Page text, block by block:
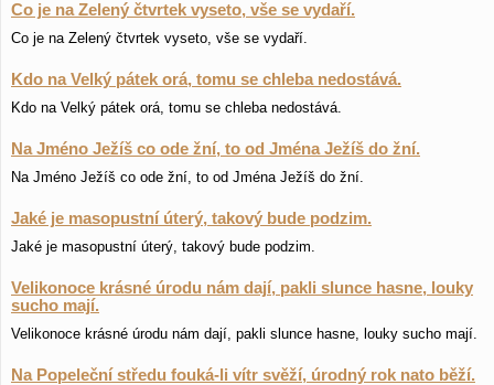
Co je na Zelený čtvrtek vyseto, vše se vydaří.
Co je na Zelený čtvrtek vyseto, vše se vydaří.
Kdo na Velký pátek orá, tomu se chleba nedostává.
Kdo na Velký pátek orá, tomu se chleba nedostává.
Na Jméno Ježíš co ode žní, to od Jména Ježíš do žní.
Na Jméno Ježíš co ode žní, to od Jména Ježíš do žní.
Jaké je masopustní úterý, takový bude podzim.
Jaké je masopustní úterý, takový bude podzim.
Velikonoce krásné úrodu nám dají, pakli slunce hasne, louky
sucho mají.
Velikonoce krásné úrodu nám dají, pakli slunce hasne, louky sucho mají.
Na Popeleční středu fouká-li vítr svěží, úrodný rok nato běží.